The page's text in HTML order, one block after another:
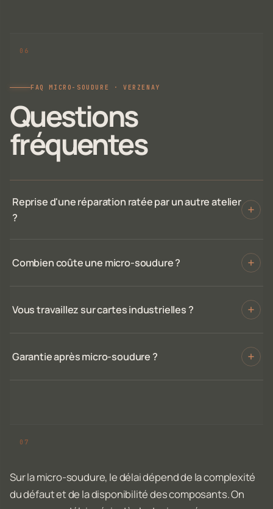
FAQ MICRO-SOUDURE · VERZENAY
Questions
fréquentes
Reprise d'une réparation ratée par un autre atelier
?
Combien coûte une micro-soudure ?
Vous travaillez sur cartes industrielles ?
Garantie après micro-soudure ?
Sur la micro-soudure, le délai dépend de la complexité
du défaut et de la disponibilité des composants. On